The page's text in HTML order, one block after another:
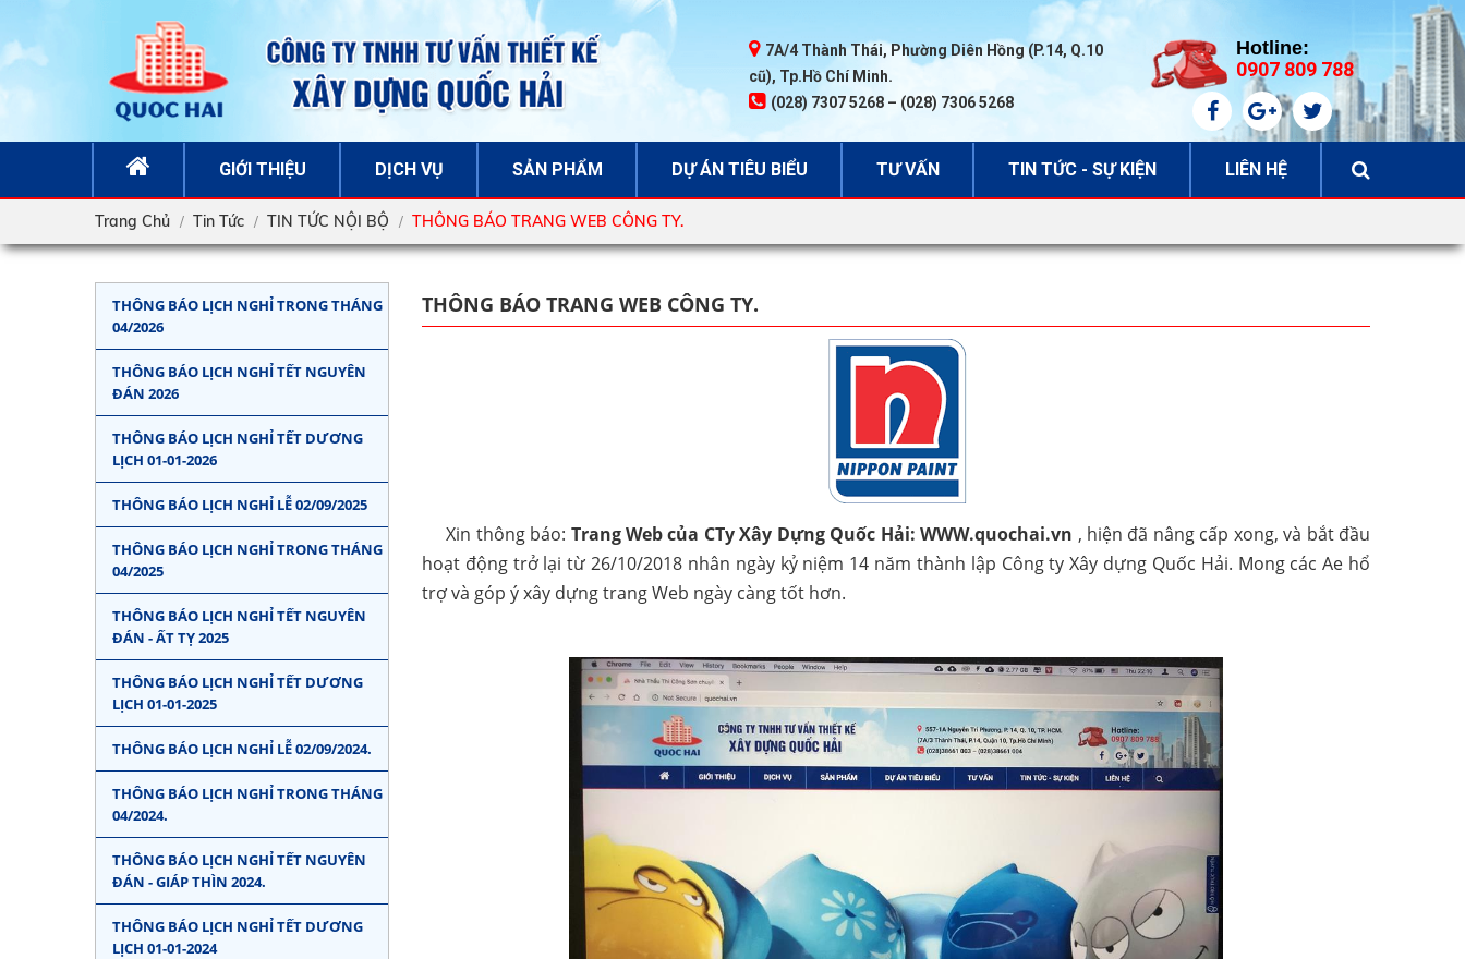
7A/4 Thành Thái, Phường Diên Hồng (P.14, Q.10
cũ), Tp.Hồ Chí Minh.
(028) 7307 5268 – (028) 7306 5268
Hotline:
0907 809 788
GIỚI THIỆU DỊCH VỤ SẢN PHẨM DỰ ÁN TIÊU BIỂU TƯ VẤN TIN TỨC - SỰ KIỆN LIÊN HỆ
Trang Chủ Tin Tức TIN TỨC NỘI BỘ THÔNG BÁO TRANG WEB CÔNG TY.
THÔNG BÁO LỊCH NGHỈ TRONG THÁNG
04/2026
THÔNG BÁO LỊCH NGHỈ TẾT NGUYÊN
ĐÁN 2026
THÔNG BÁO LỊCH NGHỈ TẾT DƯƠNG
LỊCH 01-01-2026
THÔNG BÁO LỊCH NGHỈ LỄ 02/09/2025
THÔNG BÁO LỊCH NGHỈ TRONG THÁNG
04/2025
THÔNG BÁO LỊCH NGHỈ TẾT NGUYÊN
ĐÁN - ẤT TỴ 2025
THÔNG BÁO LỊCH NGHỈ TẾT DƯƠNG
LỊCH 01-01-2025
THÔNG BÁO LỊCH NGHỈ LỄ 02/09/2024.
THÔNG BÁO LỊCH NGHỈ TRONG THÁNG
04/2024.
THÔNG BÁO LỊCH NGHỈ TẾT NGUYÊN
ĐÁN - GIÁP THÌN 2024.
THÔNG BÁO LỊCH NGHỈ TẾT DƯƠNG
LỊCH 01-01-2024
THÔNG BÁO TRANG WEB CÔNG TY.
Xin thông báo: Trang Web của CTy Xây Dựng Quốc Hải: WWW.quochai.vn , hiện đã nâng cấp xong, và bắt đầu
hoạt động trở lại từ 26/10/2018 nhân ngày kỷ niệm 14 năm thành lập Công ty Xây dựng Quốc Hải. Mong các Ae hổ
trợ và góp ý xây dựng trang Web ngày càng tốt hơn.